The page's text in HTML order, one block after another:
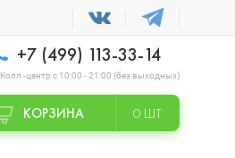
+7 (499) 113-33-14
Колл -центр с 10:00 - 21:00 (без выходных)
КОРЗИНА 0 ШТ